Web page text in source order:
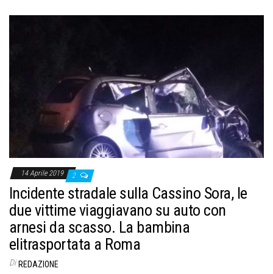
14 Aprile 2019 2
Incidente stradale sulla Cassino Sora, le
due vittime viaggiavano su auto con
arnesi da scasso. La bambina
elitrasportata a Roma
Di REDAZIONE